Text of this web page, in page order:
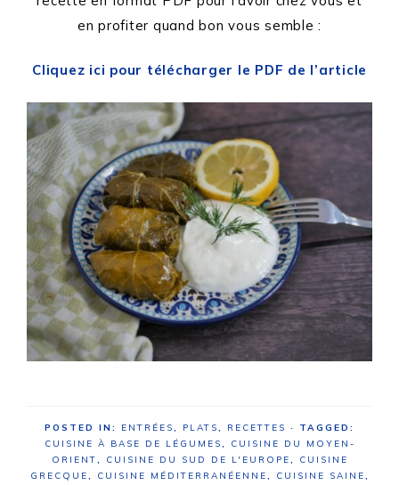
en profiter quand bon vous semble :
Cliquez ici pour télécharger le PDF de l’article
POSTED IN: ENTRÉES, PLATS, RECETTES · TAGGED:
CUISINE À BASE DE LÉGUMES,
CUISINE DU MOYEN-
ORIENT, CUISINE DU SUD DE L'EUROPE,
CUISINE
GRECQUE, CUISINE MÉDITERRANÉENNE, CUISINE SAINE,